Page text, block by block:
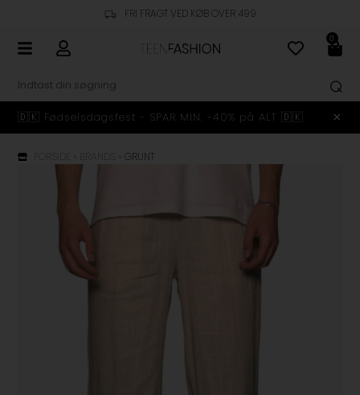
FRI FRAGT VED KØB OVER 499
0
🇩🇰 Fødselsdagsfest - SPAR MIN. -40% på ALT 🇩🇰
»GRUNT